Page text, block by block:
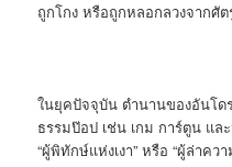
ถูกโกง หรือถูกหลอกลวงจากศั
ในยุคปัจจุบัน ตำนานของอันโ
ธรรมป๊อป เช่น เกม การ์ตูน แล
“ผู้พิทักษ์แห่งเงา” หรือ “ผู้ล่าคว